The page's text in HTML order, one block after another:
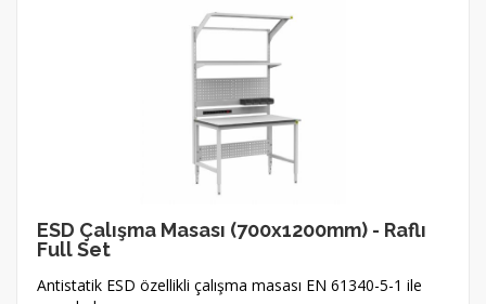
ESD Çalışma Masası (700x1200mm) - Raflı
Full Set
Antistatik ESD özellikli çalışma masası EN 61340-5-1 ile